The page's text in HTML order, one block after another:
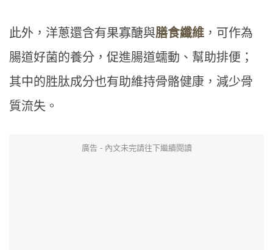
此外，洋蔥還含有果寡醣與膳食纖維 ，可作為
腸道好菌的養分，促進腸道蠕動、幫助排便；
其中的胜肽成分也有助維持骨骼健康，減少骨
質流失。
廣告 - 內文未完請往下繼續閱讀